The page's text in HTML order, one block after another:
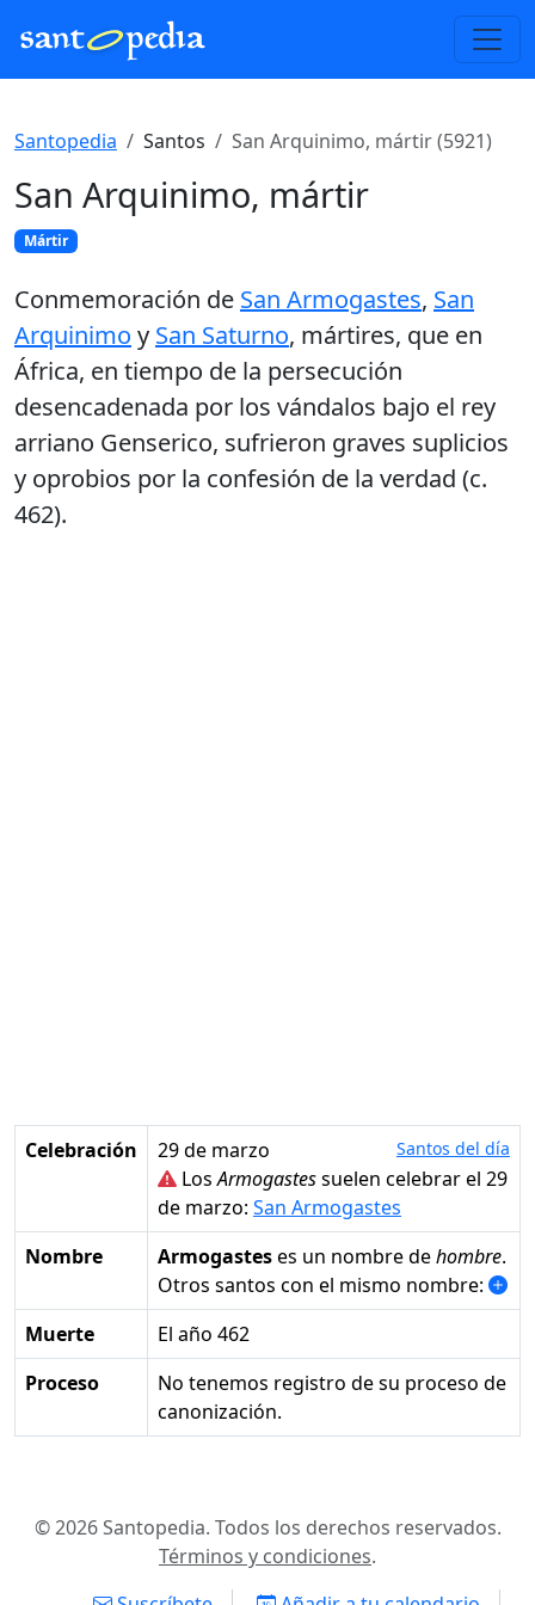
Santopedia Santos San Arquinimo, mártir (5921)
San Arquinimo, mártir
Mártir
Conmemoración de San Armogastes, San
Arquinimo y San Saturno, mártires, que en
África, en tiempo de la persecución
desencadenada por los vándalos bajo el rey
arriano Genserico, sufrieron graves suplicios
y oprobios por la confesión de la verdad (c.
462).
Celebración 29 de marzo Santos del día
LosArmogastessuelen celebrar el 29
de marzo: San Armogastes
Nombre
Armogasteses un nombre dehombre.
Otros santos con el mismo nombre:
Muerte
el año 462
Proceso
No tenemos registro de su proceso de
canonización.
© 2026 Santopedia. Todos los derechos reservados.
Términos y condiciones.